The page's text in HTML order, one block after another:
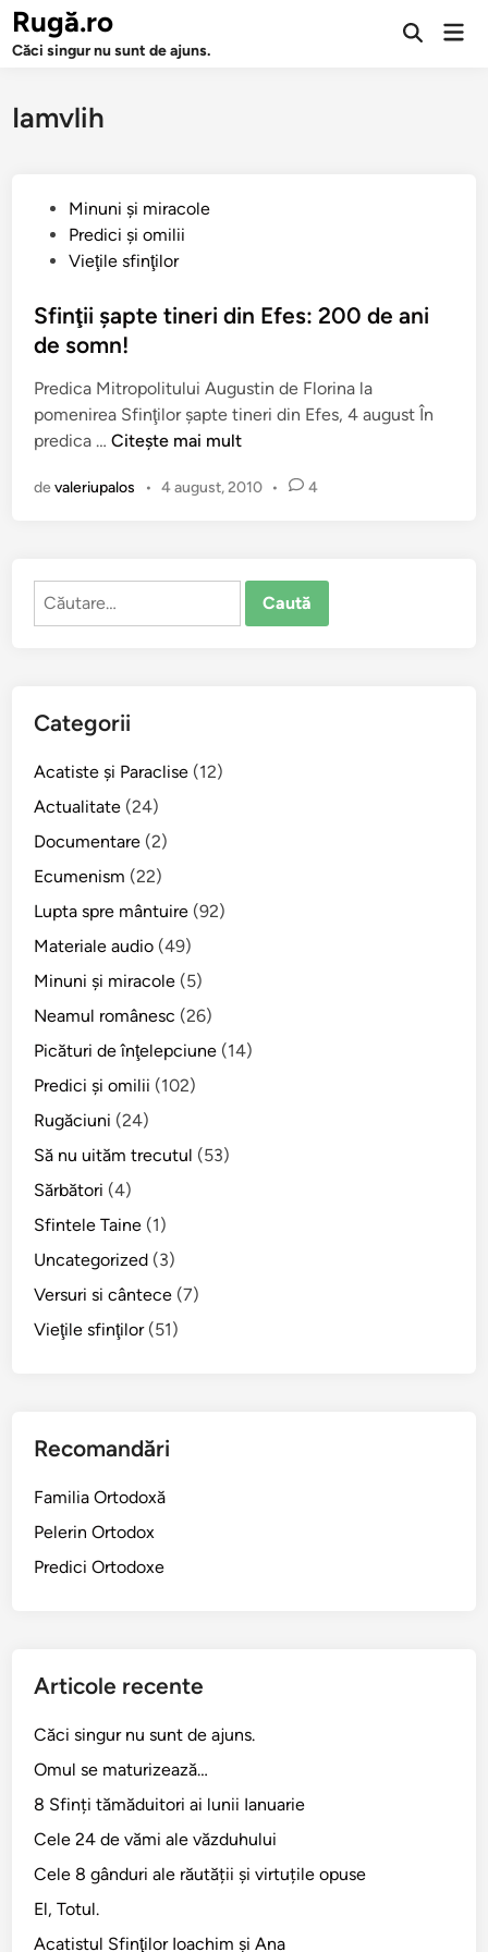
Sari
conținut
Rugă.ro
Căci singur nu sunt de ajuns.
Deschide
Iamvlih
i
c
t
î
n
Minuni şi miracole
Predici şi omilii
Vieţile sfinţilor
Sfinţii şapte tineri din Efes: 200 de ani
de somn!
Predica Mitropolitului Augustin de Florina la
pomenirea Sfinţilor şapte tineri din Efes, 4 august În
predica …S
i
ş
e
i
n
e
i
d
E
f
e
:
2
d
e
a
i
d
n
Citește mai mult
devaleriupalos • 4 august, 2010 • 4
Caută
Categorii
Acatiste şi Paraclise (12)
Actualitate (24)
Documentare (2)
Ecumenism (22)
Lupta spre mântuire (92)
Materiale audio (49)
Minuni şi miracole (5)
Neamul românesc (26)
Picături de înţelepciune (14)
Predici şi omilii (102)
Rugăciuni (24)
Să nu uităm trecutul (53)
Sărbători (4)
Sfintele Taine (1)
Uncategorized (3)
Versuri si cântece (7)
Vieţile sfinţilor(51)
Recomandări
Familia Ortodoxă
Pelerin Ortodox
Predici Ortodoxe
Articole recente
Căci singur nu sunt de ajuns.
Omul se maturizează…
8 Sfinți tămăduitori ai lunii Ianuarie
Cele 24 de vămi ale văzduhului
Cele 8 gânduri ale răutății și virtuțile opuse
El, Totul.
Acatistul Sfinţilor Ioachim şi Ana